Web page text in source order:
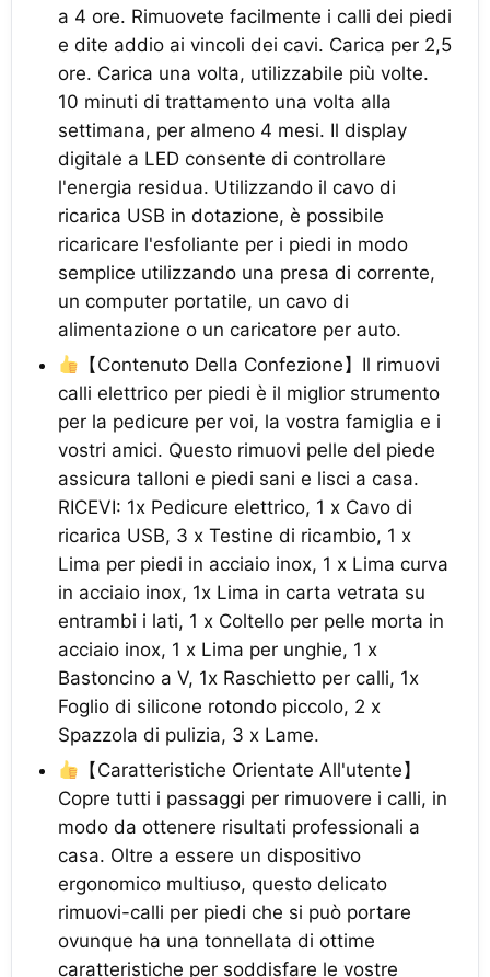
a 4 ore. Rimuovete facilmente i calli dei piedi
e dite addio ai vincoli dei cavi. Carica per 2,5
ore. Carica una volta, utilizzabile più volte.
10 minuti di trattamento una volta alla
settimana, per almeno 4 mesi. Il display
digitale a LED consente di controllare
l'energia residua. Utilizzando il cavo di
ricarica USB in dotazione, è possibile
ricaricare l'esfoliante per i piedi in modo
semplice utilizzando una presa di corrente,
un computer portatile, un cavo di
alimentazione o un caricatore per auto.
【Contenuto Della Confezione】Il rimuovi
calli elettrico per piedi è il miglior strumento
per la pedicure per voi, la vostra famiglia e i
vostri amici. Questo rimuovi pelle del piede
assicura talloni e piedi sani e lisci a casa.
RICEVI: 1x Pedicure elettrico, 1 x Cavo di
ricarica USB, 3 x Testine di ricambio, 1 x
Lima per piedi in acciaio inox, 1 x Lima curva
in acciaio inox, 1x Lima in carta vetrata su
entrambi i lati, 1 x Coltello per pelle morta in
acciaio inox, 1 x Lima per unghie, 1 x
Bastoncino a V, 1x Raschietto per calli, 1x
Foglio di silicone rotondo piccolo, 2 x
Spazzola di pulizia, 3 x Lame.
【Caratteristiche Orientate All'utente】
Copre tutti i passaggi per rimuovere i calli, in
modo da ottenere risultati professionali a
casa. Oltre a essere un dispositivo
ergonomico multiuso, questo delicato
rimuovi-calli per piedi che si può portare
ovunque ha una tonnellata di ottime
caratteristiche per soddisfare le vostre